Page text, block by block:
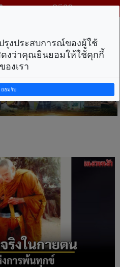
หาคม พ.ศ. 2569
รุงประสบการณ์ของผู้ใช้
ดงว่าคุณยินยอมให้ใช้คุกกี้
งเรา
ยอมรับ